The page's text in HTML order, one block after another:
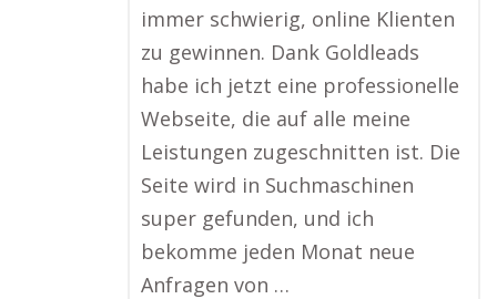
immer schwierig, online Klienten
zu gewinnen. Dank Goldleads
habe ich jetzt eine professionelle
Webseite, die auf alle meine
Leistungen zugeschnitten ist. Die
Seite wird in Suchmaschinen
super gefunden, und ich
bekomme jeden Monat neue
Anfragen von …